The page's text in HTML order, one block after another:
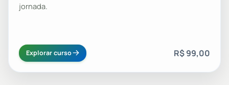
jornada.
Explorar curso R$ 99,00